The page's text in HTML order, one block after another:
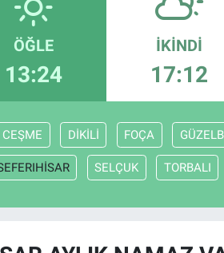
ÖĞLE
13:24
İKINDI
17:12
CEŞME DİKİLİ FOÇA
SELÇUK TORBALI